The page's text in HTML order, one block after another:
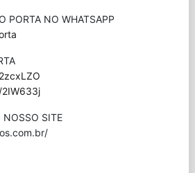
PORTA NO WHATSAPP
NOSSO SITE